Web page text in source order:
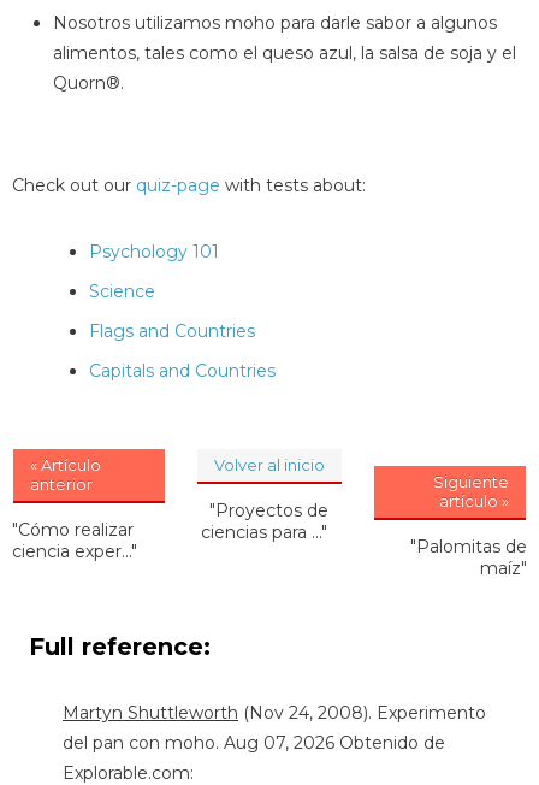
Nosotros utilizamos moho para darle sabor a algunos
alimentos, tales como el queso azul, la salsa de soja y el
Quorn®.
Check out our quiz-page with tests about:
Psychology 101
Science
Flags and Countries
Capitals and Countries
« Artículo
anterior
"Cómo realizar
ciencia exper..."
Volver al inicio
"Proyectos de
ciencias para ..."
Siguiente
artículo »
"Palomitas de
maíz"
Full reference:
Martyn Shuttleworth (Nov 24, 2008). Experimento
del pan con moho. Aug 07, 2026 Obtenido de
Explorable.com: